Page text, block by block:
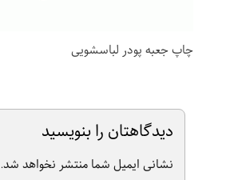
چاپ جعبه پودر لباسشویی
دیدگاهتان را بنویسید
نشانی ایمیل شما منتشر نخواهد شد.